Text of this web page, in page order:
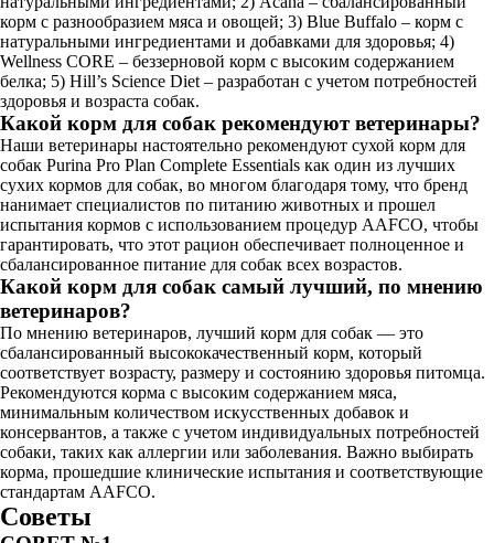
корм с разнообразием мяса и овощей; 3) Blue Buffalo – корм с
натуральными ингредиентами и добавками для здоровья; 4)
Wellness CORE – беззерновой корм с высоким содержанием
белка; 5) Hill’s Science Diet – разработан с учетом потребностей
здоровья и возраста собак.
Какой корм для собак рекомендуют ветеринары?
Наши ветеринары настоятельно рекомендуют сухой корм для
собак Purina Pro Plan Complete Essentials как один из лучших
сухих кормов для собак, во многом благодаря тому, что бренд
нанимает специалистов по питанию животных и прошел
испытания кормов с использованием процедур AAFCO, чтобы
гарантировать, что этот рацион обеспечивает полноценное и
сбалансированное питание для собак всех возрастов.
Какой корм для собак самый лучший, по мнению
ветеринаров?
По мнению ветеринаров, лучший корм для собак — это
сбалансированный высококачественный корм, который
соответствует возрасту, размеру и состоянию здоровья питомца.
Рекомендуются корма с высоким содержанием мяса,
минимальным количеством искусственных добавок и
консервантов, а также с учетом индивидуальных потребностей
собаки, таких как аллергии или заболевания. Важно выбирать
корма, прошедшие клинические испытания и соответствующие
стандартам AAFCO.
Советы